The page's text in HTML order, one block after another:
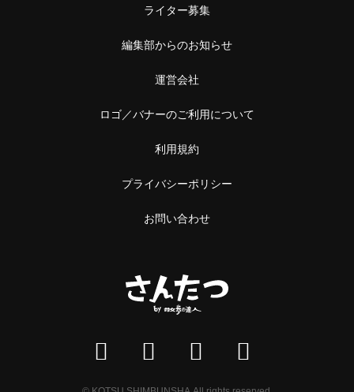
ライター募集
編集部からのお知らせ
運営会社
ロゴ／バナーのご利用について
利用規約
プライバシーポリシー
お問い合わせ